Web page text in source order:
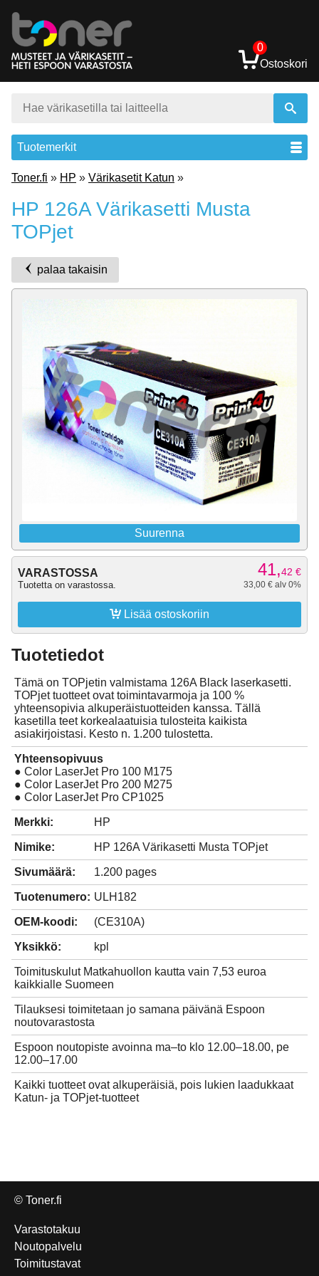
0
Ostoskori
Tuotemerkit
Toner.fi » HP » Värikasetit Katun »
HP 126A Värikasetti Musta
TOPjet
palaa takaisin
Suurenna
VARASTOSSA
Tuotetta on varastossa.
41,42 €
33,00 € alv 0%
 Lisää ostoskoriin
Tuotetiedot
Tämä on TOPjetin valmistama 126A Black laserkasetti.
TOPjet tuotteet ovat toimintavarmoja ja 100 %
yhteensopivia alkuperäistuotteiden kanssa. Tällä
kasetilla teet korkealaatuisia tulosteita kaikista
asiakirjoistasi. Kesto n. 1.200 tulostetta.
Yhteensopivuus
● Color LaserJet Pro 100 M175
● Color LaserJet Pro 200 M275
● Color LaserJet Pro CP1025
Merkki: HP
Nimike: HP 126A Värikasetti Musta TOPjet
Sivumäärä: 1.200 pages
Tuotenumero: ULH182
OEM-koodi: (CE310A)
Yksikkö: kpl
Toimituskulut Matkahuollon kautta vain 7,53 euroa
kaikkialle Suomeen
Tilauksesi toimitetaan jo samana päivänä Espoon
noutovarastosta
Espoon noutopiste avoinna ma–to klo 12.00–18.00, pe
12.00–17.00
Kaikki tuotteet ovat alkuperäisiä, pois lukien laadukkaat
Katun- ja TOPjet-tuotteet
© Toner.fi
Varastotakuu
Noutopalvelu
Toimitustavat